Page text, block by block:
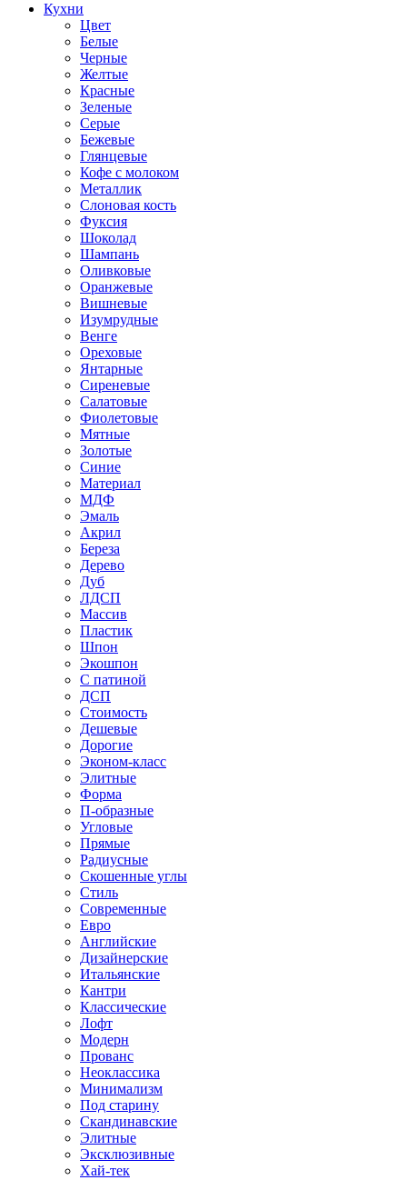
Кухни
Цвет
Белые
Черные
Желтые
Красные
Зеленые
Серые
Бежевые
Глянцевые
Кофе с молоком
Металлик
Слоновая кость
Фуксия
Шоколад
Шампань
Оливковые
Оранжевые
Вишневые
Изумрудные
Венге
Ореховые
Янтарные
Сиреневые
Салатовые
Фиолетовые
Мятные
Золотые
Синие
Материал
МДФ
Эмаль
Акрил
Береза
Дерево
Дуб
ЛДСП
Массив
Пластик
Шпон
Экошпон
С патиной
ДСП
Стоимость
Дешевые
Дорогие
Эконом-класс
Элитные
Форма
П-образные
Угловые
Прямые
Радиусные
Скошенные углы
Стиль
Современные
Евро
Английские
Дизайнерские
Итальянские
Кантри
Классические
Лофт
Модерн
Прованс
Неоклассика
Минимализм
Под старину
Скандинавские
Элитные
Эксклюзивные
Хай-тек